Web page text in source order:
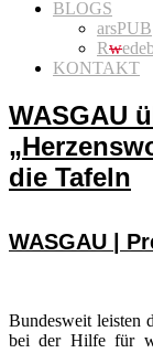
BLOGS
arsPUB
Rw
KONTAKT
WASGAU
die Tafeln
WASGAU |
Bundesweit leisten
bei der Hilfe für